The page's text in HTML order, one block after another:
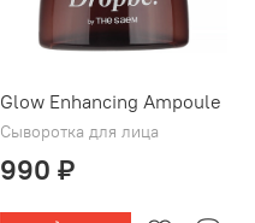
Glow Enhancing Ampoule
Сыворотка для лица
990 ₽